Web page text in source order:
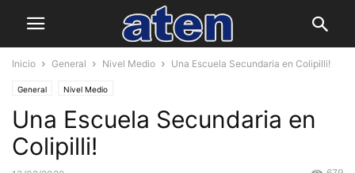
Inicio General Nivel Medio Una Escuela Secundaria en Colipilli!
General Nivel Medio
Una Escuela Secundaria en
Colipilli!